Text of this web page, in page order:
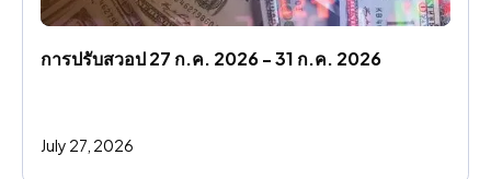
การปรับสวอป 27 ก.ค. 2026 - 31 ก.ค. 2026
July 27, 2026